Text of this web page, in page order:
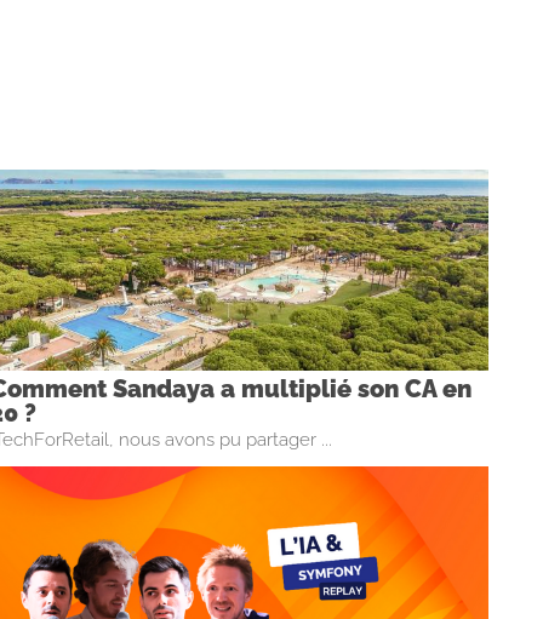
Sandaya a multiplié son CA en
?
nous avons pu partager ...